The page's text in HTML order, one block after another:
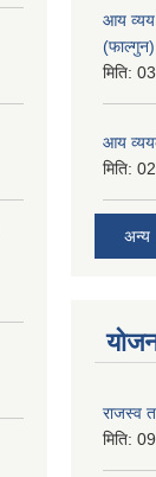
आय
(फाल्गुन)
मिति:
आय
मिति:
अन्य
राजस्व
मिति: